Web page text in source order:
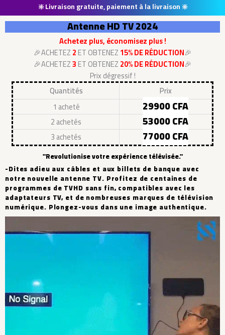
❇️ Livraison gratuite, paiement à la livraison ❇️
Antenne HD TV 2024
Achetez plus, économisez plus !
🎉ACHETEZ2ET OBTENEZ15% DE RÉDUCTION🎉
🎉ACHETEZ3ET OBTENEZ20% DE RÉDUCTION🎉
Prix dégressif !
Quantités
Prix
1 acheté
29900 CFA
2 achetés 53000 CFA
3 achetés 77000 CFA
"Revolutionise votre expérience télévisée."
-Dites adieu aux câbles et aux billets de banque avec
notre nouvelle antenne TV. Profitez de centaines de
programmes de TVHD sans fin, compatibles avec les
adaptateurs TV, et de nombreuses marques de télévision
numérique. Plongez-vous dans une image authentique.